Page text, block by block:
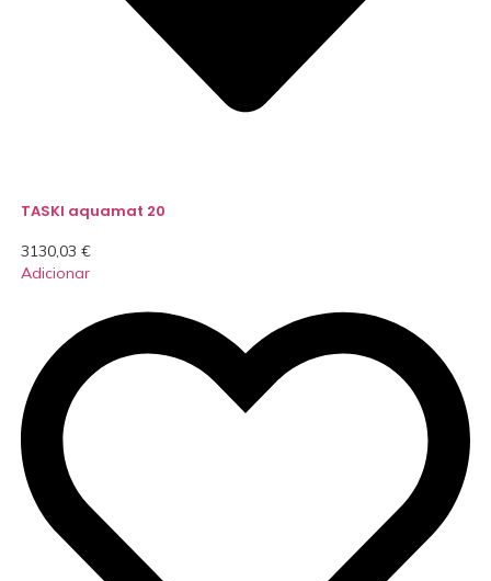
TASKI aquamat 20
3130,03 €
Adicionar